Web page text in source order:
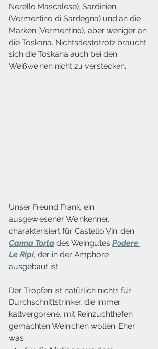
Nerello Mascalese), Sardinien
(Vermentino di Sardegna) und an die
Marken (Vermentino), aber weniger an
die Toskana. Nichtsdestotrotz braucht
sich die Toskana auch bei den
Weißweinen nicht zu verstecken.
Unser Freund Frank, ein
ausgewiesener Weinkenner,
charakterisiert für Castello Vini den
Canna Torta des Weingutes Podere
Le Ripi, der in der Amphore
ausgebaut ist:
Der Tropfen ist natürlich nichts für
Durchschnittstrinker, die immer
kaltvergorene, mit Reinzuchthefen
gemachten Wein'chen wollen. Eher
was